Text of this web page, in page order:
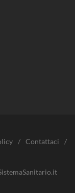
/ Contattaci
/